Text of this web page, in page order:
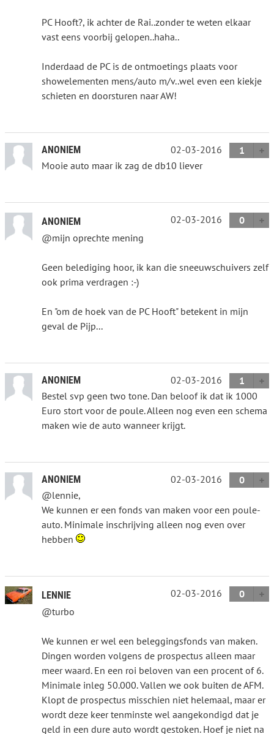
PC Hooft?, ik achter de Rai..zonder te weten elkaar
vast eens voorbij gelopen..haha..
Inderdaad de PC is de ontmoetings plaats voor
showelementen mens/auto m/v..wel even een kiekje
schieten en doorsturen naar AW!
ANONIEM 02-03-2016
1
Mooie auto maar ik zag de db10 liever
ANONIEM 02-03-2016
0
@mijn oprechte mening
Geen belediging hoor, ik kan die sneeuwschuivers zelf
ook prima verdragen :-)
En "om de hoek van de PC Hooft" betekent in mijn
geval de Pijp...
ANONIEM 02-03-2016
1
Bestel svp geen two tone. Dan beloof ik dat ik 1000
Euro stort voor de poule. Alleen nog even een schema
maken wie de auto wanneer krijgt.
ANONIEM 02-03-2016
0
@lennie,
We kunnen er een fonds van maken voor een poule-
auto. Minimale inschrijving alleen nog even over
hebben
LENNIE 02-03-2016
0
@turbo
We kunnen er wel een beleggingsfonds van maken.
Dingen worden volgens de prospectus alleen maar
meer waard. En een roi beloven van een procent of 6.
Minimale inleg 50.000. Vallen we ook buiten de AFM.
Klopt de prospectus misschien niet helemaal, maar er
wordt deze keer tenminste wel aangekondigd dat je
geld in een dure auto wordt gestoken. Hoef je niet na